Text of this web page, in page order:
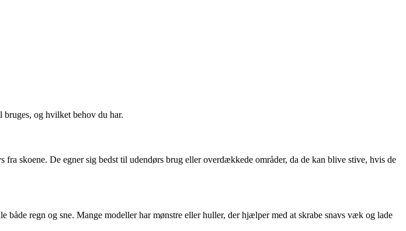
bruges, og hvilket behov du har.
skoene. De egner sig bedst til udendørs brug eller overdækkede områder, da de kan blive stive, hvis de
regn og sne. Mange modeller har mønstre eller huller, der hjælper med at skrabe snavs væk og lade